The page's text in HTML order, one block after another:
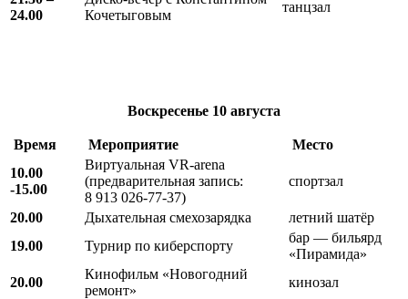
24.00
Кочетыговым
танцзал
Воскресенье 10 августа
Время Мероприятие
Место
10.00
-15.00
Виртуальная VR-arena
(предварительная запись:
8 913 026-77-37)
спортзал
20.00 Дыхательная смехозарядка
летний шатёр
19.00
Турнир по киберспорту
бар — бильярд
«Пирамида»
20.00
Кинофильм «Новогодний
ремонт»
кинозал